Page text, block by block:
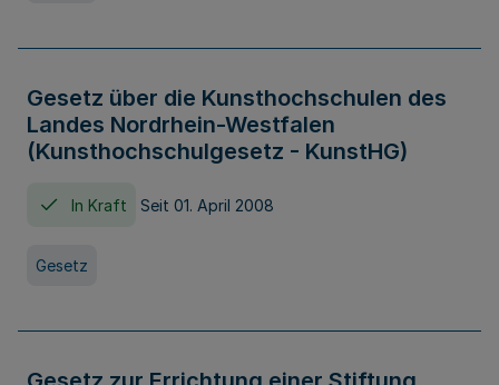
Gesetz über die Kunsthochschulen des
Landes Nordrhein-Westfalen
(Kunsthochschulgesetz - KunstHG)
In Kraft Seit 01. April 2008
Gesetz